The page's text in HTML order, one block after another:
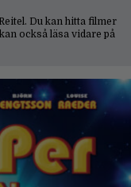
Du kan hitta filmer
också läsa vidare på